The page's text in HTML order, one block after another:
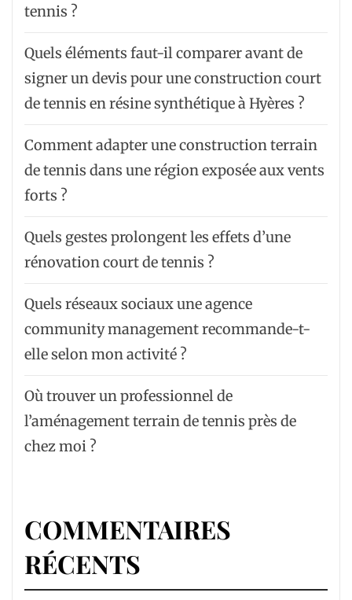
tennis ?
Quels éléments faut-il comparer avant de
signer un devis pour une construction court
de tennis en résine synthétique à Hyères ?
Comment adapter une construction terrain
de tennis dans une région exposée aux vents
forts ?
Quels gestes prolongent les effets d’une
rénovation court de tennis ?
Quels réseaux sociaux une agence
community management recommande-t-
elle selon mon activité ?
Où trouver un professionnel de
l’aménagement terrain de tennis près de
chez moi ?
COMMENTAIRES
RÉCENTS